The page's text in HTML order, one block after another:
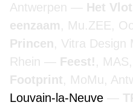
Antwerpen
Het
eenzaam, Mu.ZEE,
Princen, Vitra Design
Rhein
Feest! ,
Footprint, MoMu,
Louvain-la-Neuve